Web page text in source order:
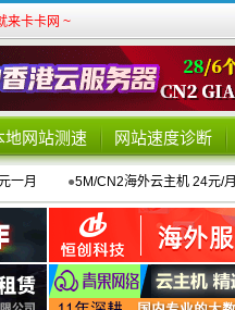
来卡卡网 ~
地网站测速 网站速度诊断
一月 ●5M/CN2海外云主机 24元/月